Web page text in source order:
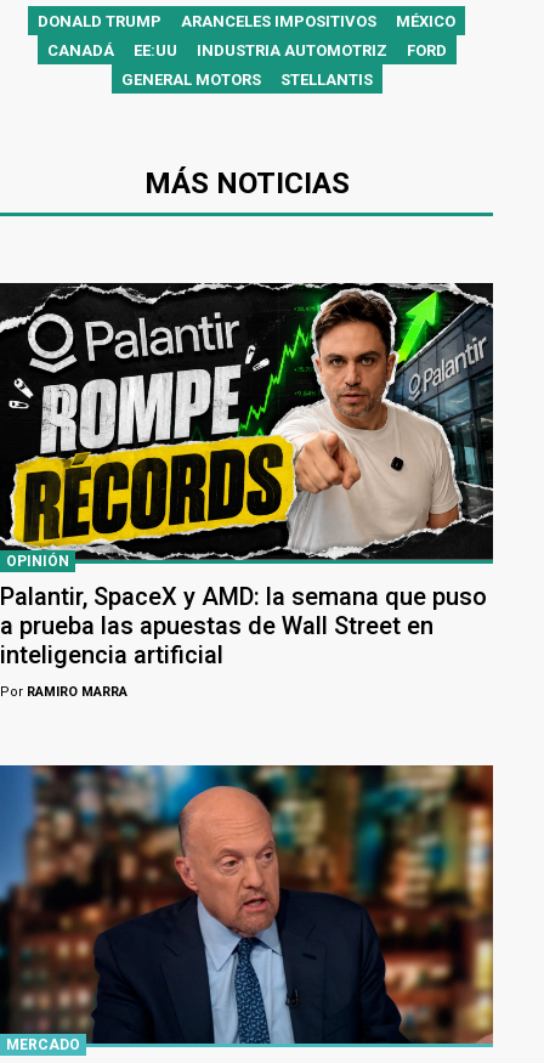
DONALD TRUMP ARANCELES IMPOSITIVOS
MÉXICO
CANADÁ
EE:UU INDUSTRIA AUTOMOTRIZ
FORD
GENERAL MOTORS
STELLANTIS
MÁS NOTICIAS
OPINIÓN
Palantir, SpaceX y AMD: la semana que puso
a prueba las apuestas de Wall Street en
inteligencia artificial
Por RAMIRO MARRA
MERCADO